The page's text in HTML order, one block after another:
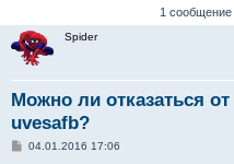
1 сообщение
Spider
Можно ли отказаться
uvesafb?
С04.01.2016 17:06